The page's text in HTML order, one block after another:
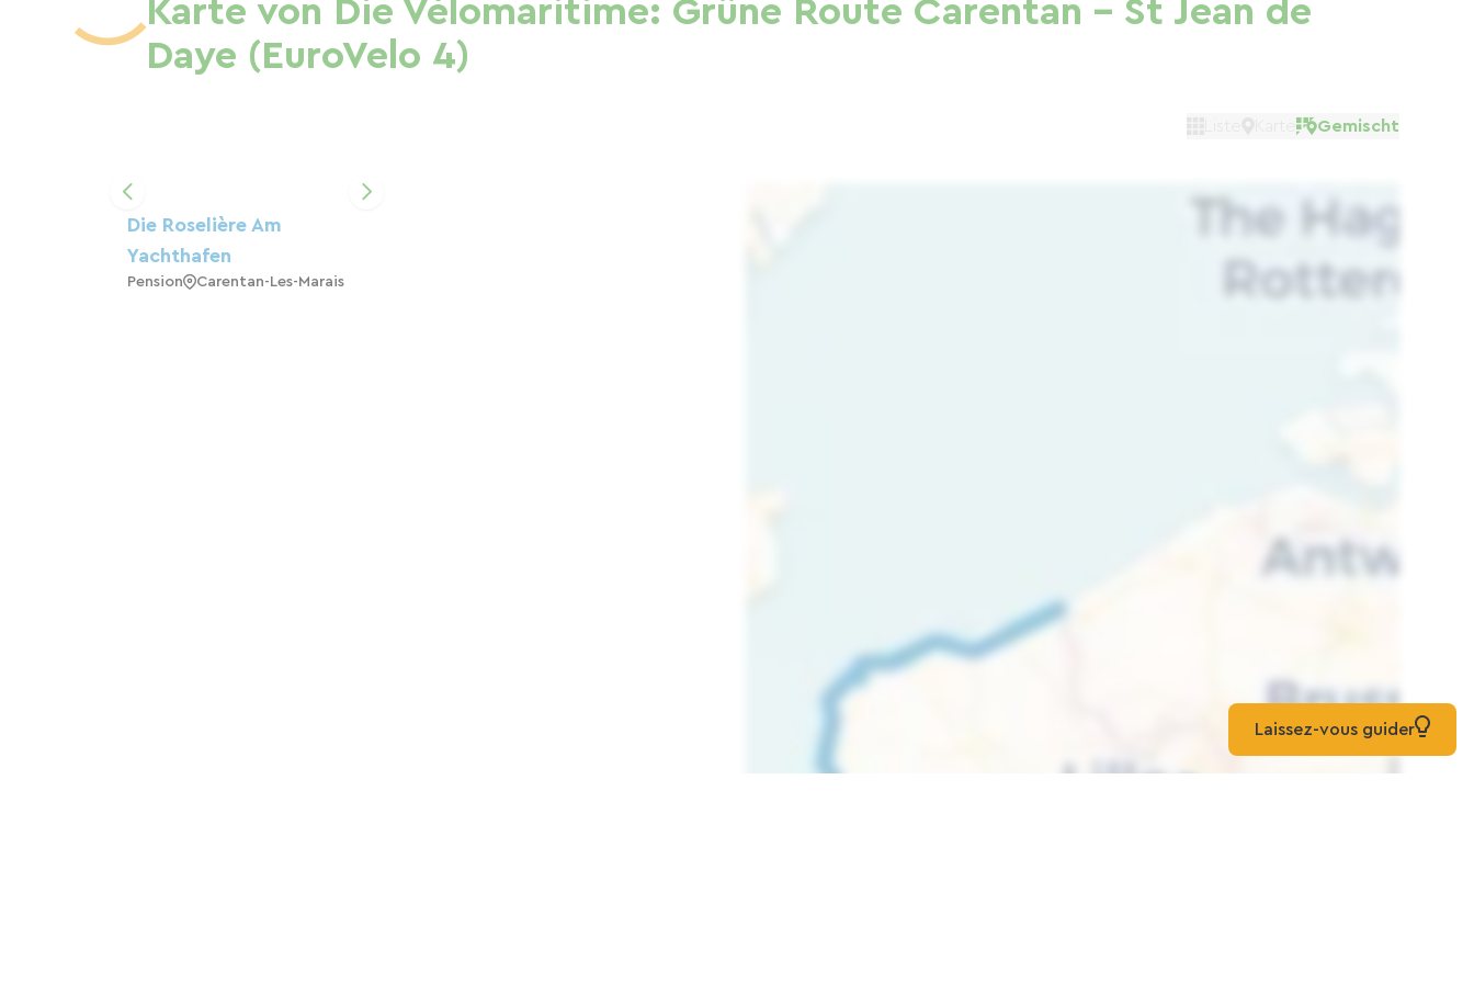
Karte von Die Vélomaritime: Grüne Route Carentan - St Jean de
Daye (EuroVelo 4)
Gemischt
Die Roselière Am
Yachthafen
Pension Carentan-Les-Marais
Laissez-vous guider